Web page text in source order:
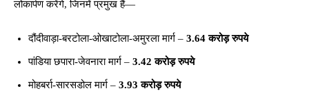
लोकार्पण करेंगे, जिनमें प्रमुख हैं—
दौंदीवाड़ा-बरटोला-ओखाटोला-अमुरला मार्ग – 3.64 करोड़ रुपये
पांडिया छपारा-जेवनारा मार्ग – 3.42 करोड़ रुपये
मोहबर्रा-सारसडोल मार्ग – 3.93 करोड़ रुपये